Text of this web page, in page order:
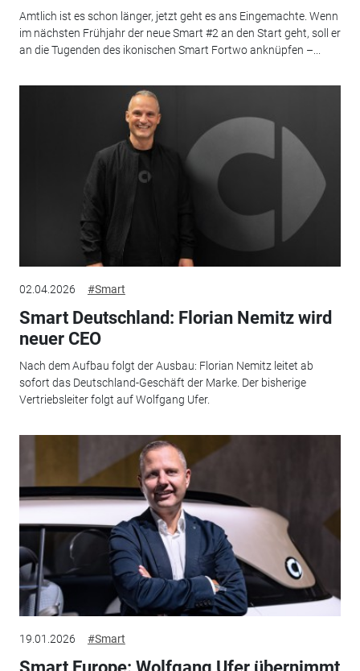
Amtlich ist es schon länger, jetzt geht es ans Eingemachte. Wenn
im nächsten Frühjahr der neue Smart #2 an den Start geht, soll er
an die Tugenden des ikonischen Smart Fortwo anknüpfen –...
02.04.2026 #Smart
Smart Deutschland: Florian Nemitz wird
neuer CEO
Nach dem Aufbau folgt der Ausbau: Florian Nemitz leitet ab
sofort das Deutschland-Geschäft der Marke. Der bisherige
Vertriebsleiter folgt auf Wolfgang Ufer.
19.01.2026 #Smart